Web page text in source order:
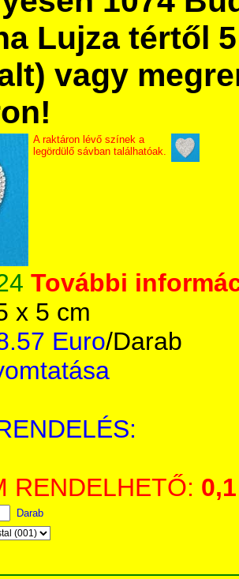
Lujza tértől
vagy
A raktáron lévő színek a
legördülő sávban találhatóak.
További
x 5 cm
Euro/Darab
RENDELHETŐ: 0,1
Darab